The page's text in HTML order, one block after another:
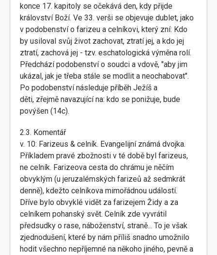
konce 17. kapitoly se očekává den, kdy přijde
království Boží. Ve 33. verši se objevuje dublet, jako
v podobenství o farizeu a celníkovi, který zní: Kdo
by usiloval svůj život zachovat, ztratí jej, a kdo jej
ztratí, zachová jej - tzv. eschatologická výměna rolí.
Předchází podobenství o soudci a vdově, "aby jim
ukázal, jak je třeba stále se modlit a neochabovat".
Po podobenství následuje příběh Ježíš a
děti, zřejmě navazující na: kdo se ponižuje, bude
povýšen (14c).
2.3. Komentář
v. 10: Farizeus & celník. Evangelijní známá dvojka.
Příkladem pravé zbožnosti v té době byl farizeus,
ne celník. Farizeova cesta do chrámu je něčím
obvyklým (u jeruzalémských farizeů až sedmkrát
denně), kdežto celníkova mimořádnou událostí.
Dříve bylo obvyklé vidět za farizejem Židy a za
celníkem pohanský svět. Celník zde vyvrátil
předsudky o rase, náboženství, straně... To je však
zjednodušení, které by nám příliš snadno umožnilo
hodit všechno nepříjemné na někoho jiného, pevně a